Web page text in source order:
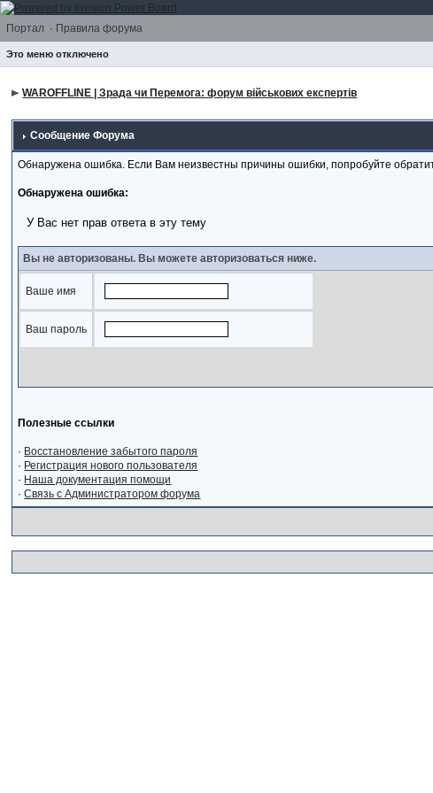
Портал · Правила форума
Это меню отключено
WAROFFLINE | Зрада чи Перемога: форум військових експертів
Сообщение Форума
Обнаружена ошибка. Если Вам неизвестны причины ошибки, попробуйте
Обнаружена ошибка:
У Вас нет прав ответа в эту тему
Вы не авторизованы. Вы можете авторизоваться ниже.
Ваше имя
Ваш пароль
Полезные ссылки
· Восстановление забытого пароля
· Регистрация нового пользователя
· Наша документация помощи
·Связь с Администратором форума